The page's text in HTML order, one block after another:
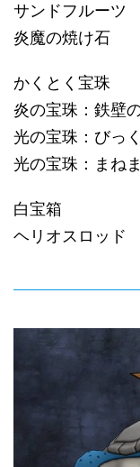
サンドフルーツ
炎魔の焼け石
かくとく宝珠
炎の宝珠：鉄壁
光の宝珠：びっ
光の宝珠：まね
白宝箱
ヘリオスロッド